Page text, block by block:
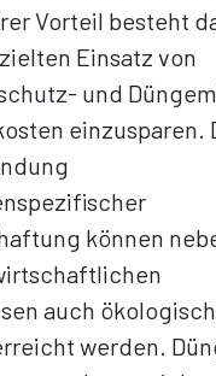
Vorteil besteht
Einsatz von
und
einzusparen.
können
auch
werden.